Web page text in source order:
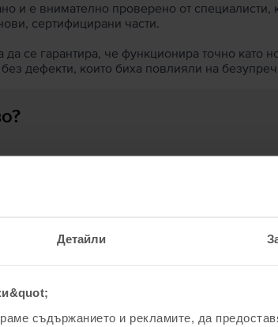
Детайли
съдържанието и рекламите, да
и е внимателно проверено от специалисти,
сертифицирани части.
се гарантира, че функционира точно като
дефекти, които биха повлияли на
с твоето търсене